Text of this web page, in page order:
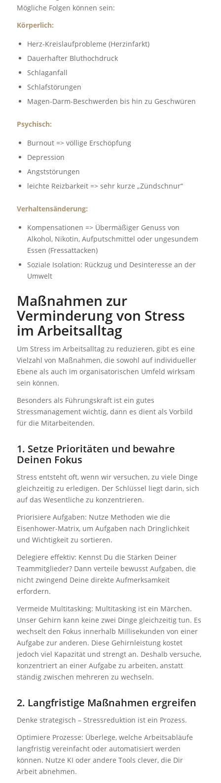
Mögliche Folgen können sein:
Körperlich:
Herz-Kreislaufprobleme (Herzinfarkt)
Dauerhafter Bluthochdruck
Schlaganfall
Schlafstörungen
Magen-Darm-Beschwerden bis hin zu Geschwüren
Psychisch:
Burnout => völlige Erschöpfung
Depression
Angststörungen
leichte Reizbarkeit => sehr kurze „Zündschnur“
Verhaltensänderung:
Kompensationen => Übermäßiger Genuss von
Alkohol, Nikotin, Aufputschmittel oder ungesundem
Essen (Fressattacken)
Soziale Isolation: Rückzug und Desinteresse an der
Umwelt
Maßnahmen zur
Verminderung von Stress
im Arbeitsalltag
Um Stress im Arbeitsalltag zu reduzieren, gibt es eine
Vielzahl von Maßnahmen, die sowohl auf individueller
Ebene als auch im organisatorischen Umfeld wirksam
sein können.
Besonders als Führungskraft ist ein gutes
Stressmanagement wichtig, dann es dient als Vorbild
für die Mitarbeitenden.
1. Setze Prioritäten und bewahre
Deinen Fokus
Stress entsteht oft, wenn wir versuchen, zu viele Dinge
gleichzeitig zu erledigen. Der Schlüssel liegt darin, sich
auf das Wesentliche zu konzentrieren.
Priorisiere Aufgaben: Nutze Methoden wie die
Eisenhower-Matrix, um Aufgaben nach Dringlichkeit
und Wichtigkeit zu sortieren.
Delegiere effektiv: Kennst Du die Stärken Deiner
Teammitglieder? Dann verteile bewusst Aufgaben, die
nicht zwingend Deine direkte Aufmerksamkeit
erfordern.
Vermeide Multitasking: Multitasking ist ein Märchen.
Unser Gehirn kann keine zwei Dinge gleichzeitig tun. Es
wechselt den Fokus innerhalb Millisekunden von einer
Aufgabe zur anderen. Diese Gehirnleistung kostet
jedoch viel Kapazität und strengt an. Deshalb versuche,
konzentriert an einer Aufgabe zu arbeiten, anstatt
ständig zwischen mehreren zu wechseln.
2. Langfristige Maßnahmen ergreifen
Denke strategisch – Stressreduktion ist ein Prozess.
Optimiere Prozesse: Überlege, welche Arbeitsabläufe
langfristig vereinfacht oder automatisiert werden
können. Nutze KI oder andere Tools clever, die Dir
Arbeit abnehmen.